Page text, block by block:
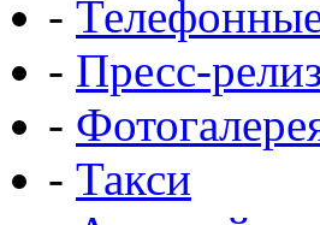
-
- Пресс-
-
- Такси